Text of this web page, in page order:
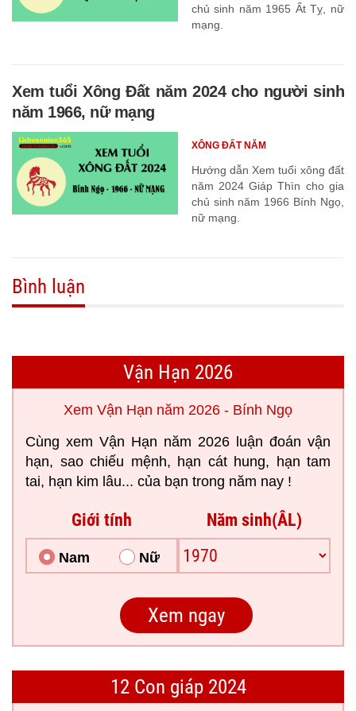
chủ sinh năm 1965 Ất Tỵ, nữ
mạng.
Xem tuổi Xông Đất năm 2024 cho người sinh
năm 1966, nữ mạng
Hướng dẫn Xem tuổi xông đất
năm 2024 Giáp Thìn cho gia
chủ sinh năm 1966 Bính Ngọ,
nữ mạng.
XÔNG ĐẤT NĂM
Bình luận
Vận Hạn 2026
Xem Vận Hạn năm 2026 - Bính Ngọ
Cùng xem Vận Hạn năm 2026 luận đoán vận
hạn, sao chiếu mệnh, hạn cát hung, hạn tam
tai, hạn kim lâu... của bạn trong năm nay !
Giới tính
Nam Nữ
Năm sinh(ÂL)
12 Con giáp 2024